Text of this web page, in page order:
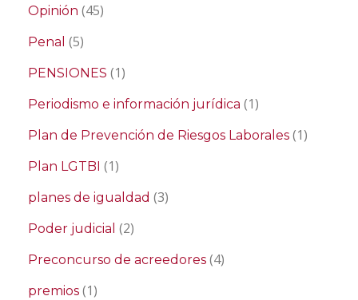
Opinión (45)
Penal (5)
PENSIONES (1)
Periodismo e información jurídica (1)
Plan de Prevención de Riesgos Laborales (1)
Plan LGTBI (1)
planes de igualdad (3)
Poder judicial (2)
Preconcurso de acreedores (4)
premios (1)